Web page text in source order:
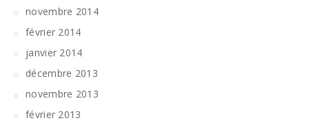
novembre 2014
février 2014
janvier 2014
décembre 2013
novembre 2013
février 2013